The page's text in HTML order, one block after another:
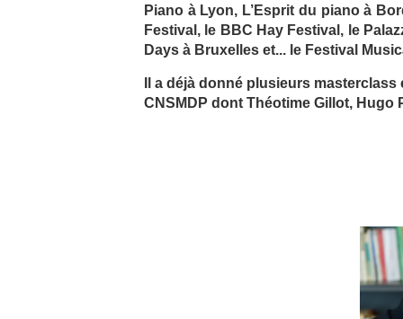
Piano à Lyon, L’Esprit du piano à
Festival, le BBC Hay Festival, le
Days à Bruxelles et... le Festival
Il a déjà donné plusieurs
CNSMDP dont Théotime Gillot, Hugo